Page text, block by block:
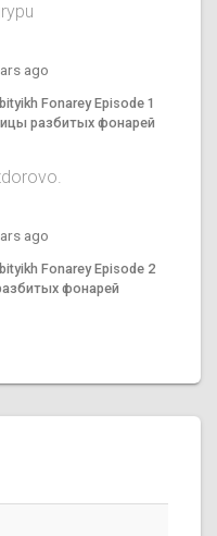
ago
Fonarey Episode 1
разбитых фонарей
ago
Fonarey Episode 2
фонарей